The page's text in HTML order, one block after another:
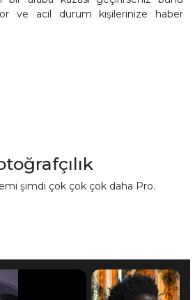
ve acil durum kişilerinize haber
şimdi çok çok çok daha Pro.